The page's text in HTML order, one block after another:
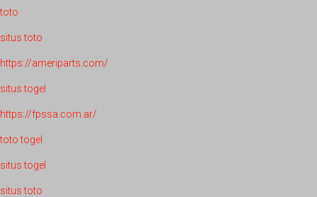
toto
situs toto
https://ameriparts.com/
situs togel
https://fpssa.com.ar/
toto togel
situs togel
situs toto